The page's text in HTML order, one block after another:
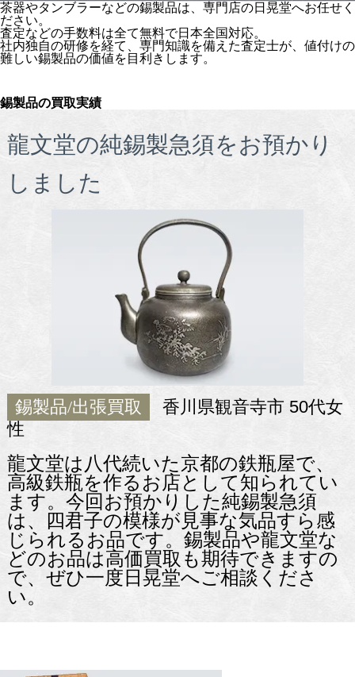
茶器やタンブラーなどの錫製品は、専門店の日晃堂へお任せく
ださい。
査定などの手数料は全て無料で日本全国対応。
社内独自の研修を経て、専門知識を備えた査定士が、値付けの
難しい錫製品の価値を目利きします。
錫製品の買取実績
龍文堂の純錫製急須をお預かり
しました
錫製品/出張買取
香川県観音寺市 50代女
性
龍文堂は八代続いた京都の鉄瓶屋で、
高級鉄瓶を作るお店として知られてい
ます。今回お預かりした純錫製急須
は、四君子の模様が見事な気品すら感
じられるお品です。錫製品や龍文堂な
どのお品は高価買取も期待できますの
で、ぜひ一度日晃堂へご相談くださ
い。